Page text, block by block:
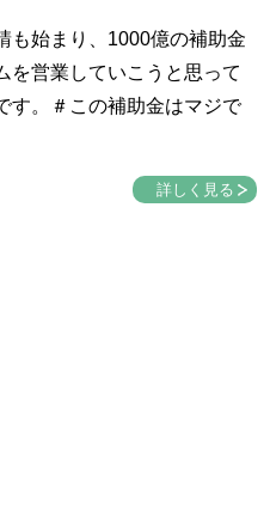
も始まり、1000億の補助金
を営業していこうと思って
す。＃この補助金はマジで
詳しく見る